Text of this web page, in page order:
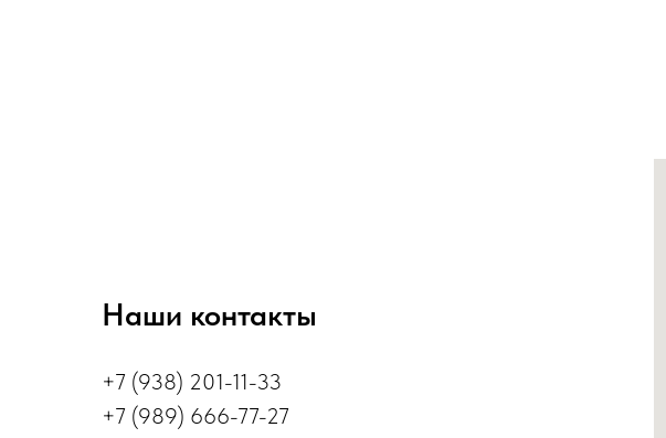
Наши контакты
+7 (938) 201-11-33
+7 (989) 666-77-27